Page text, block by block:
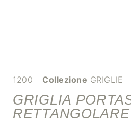
1200 Collezione GRIGLIE
GRIGLIA